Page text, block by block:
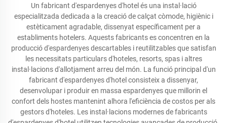
Un fabricant d'espardenyes d'hotel és una instal·lació
especialitzada dedicada a la creació de calçat còmode, higiènic i
estèticament agradable, dissenyat específicament per a
establiments hotelers. Aquests fabricants es concentren en la
producció d'espardenyes descartables i reutilitzables que satisfan
les necessitats particulars d'hoteles, resorts, spas i altres
instal·lacions d'allotjament arreu del món. La funció principal d'un
fabricant d'espardenyes d'hotel consisteix a dissenyar,
desenvolupar i produir en massa espardenyes que millorin el
confort dels hostes mantenint alhora l'eficiència de costos per als
gestors d'hoteles. Les instal·lacions modernes de fabricants